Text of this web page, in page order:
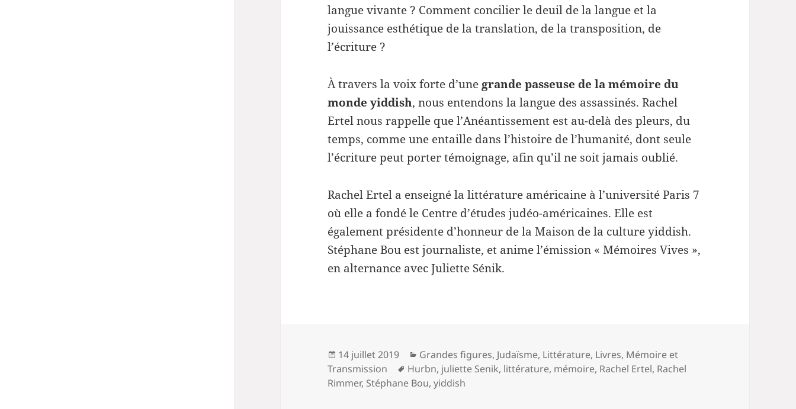
langue vivante ? Comment concilier le deuil de la langue et la
jouissance esthétique de la translation, de la transposition, de
l’écriture ?
À travers la voix forte d’une grande passeuse de la mémoire du
monde yiddish, nous entendons la langue des assassinés. Rachel
Ertel nous rappelle que l’Anéantissement est au-delà des pleurs, du
temps, comme une entaille dans l’histoire de l’humanité, dont seule
l’écriture peut porter témoignage, afin qu’il ne soit jamais oublié.
Rachel Ertel a enseigné la littérature américaine à l’université Paris 7
où elle a fondé le Centre d’études judéo-américaines. Elle est
également présidente d’honneur de la Maison de la culture yiddish.
Stéphane Bou est journaliste, et anime l’émission « Mémoires Vives »,
en alternance avec Juliette Sénik.
Publié
le
14 juillet 2019 Catégories
Grandes figures, Judaïsme, Littérature, Livres, Mémoire et
Transmission
Mots-
clés
Hurbn, juliette Senik, littérature, mémoire, Rachel Ertel, Rachel
Rimmer, Stéphane Bou,yiddish